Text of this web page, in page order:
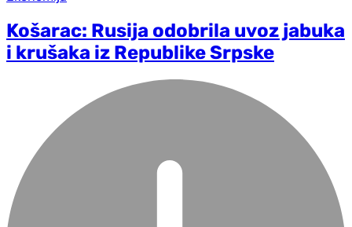
Košarac: Rusija odobrila uvoz jabuka
i krušaka iz Republike Srpske